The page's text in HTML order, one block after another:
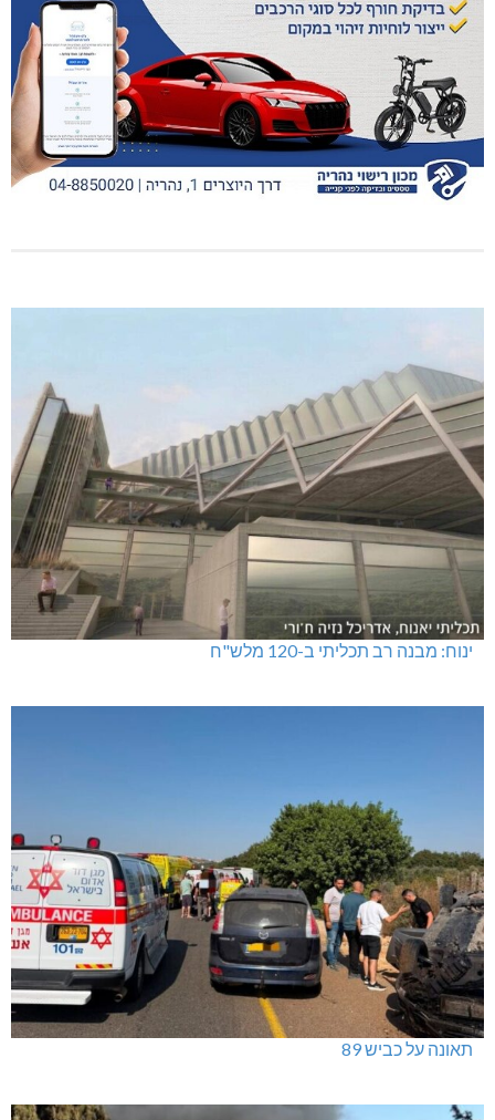
ינוח: מבנה רב תכליתי ב-120 מלש"ח
תאונה על כביש 89